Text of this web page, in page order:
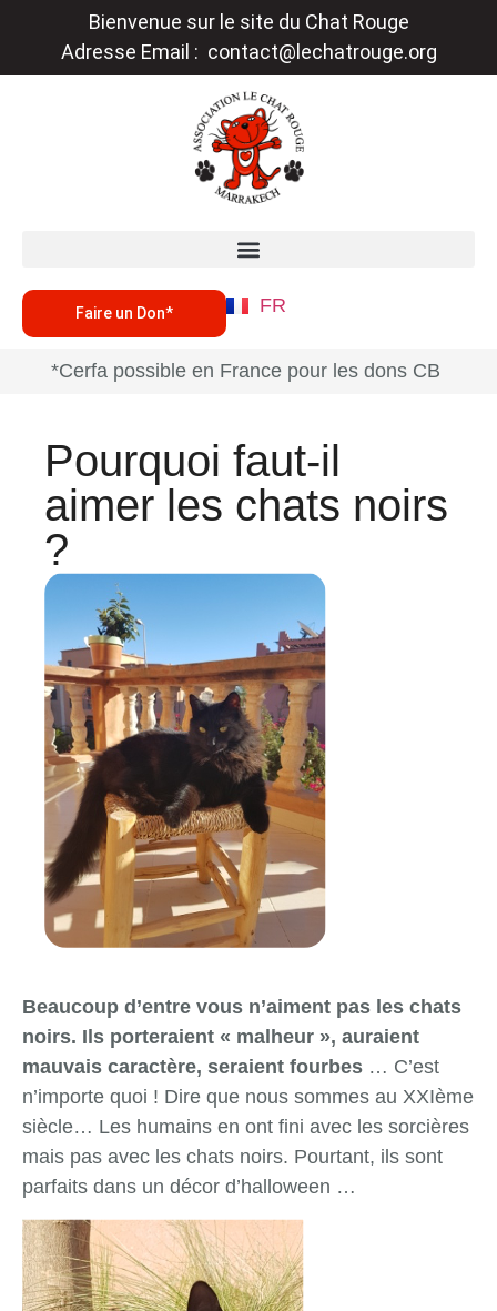
Bienvenue sur le site du Chat Rouge
Adresse Email : contact@lechatrouge.org
Faire un Don* FR
*Cerfa possible en France pour les dons CB
Pourquoi faut-il
aimer les chats noirs
?
Beaucoup d’entre vous n’aiment pas les chats
noirs. Ils porteraient « malheur », auraient
mauvais caractère, seraient fourbes … C’est
n’importe quoi ! Dire que nous sommes au XXIème
siècle… Les humains en ont fini avec les sorcières
mais pas avec les chats noirs. Pourtant, ils sont
parfaits dans un décor d’halloween …